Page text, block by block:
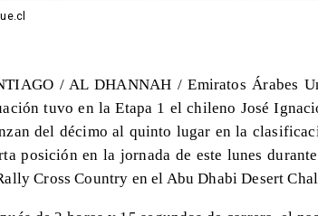
/ AL DHANNAH / Emiratos Árabes
tuvo en la Etapa 1 el chileno José
del décimo al quinto lugar en la
posición en la jornada de este lunes
Cross Country en el Abu Dhabi Desert